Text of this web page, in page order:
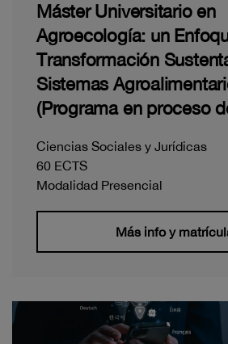
Máster Universitario en
Agroecología: un
Transformación
Sistemas
(Programa en proceso
Ciencias Sociales y Jurídicas
60 ECTS
Modalidad Presencial
Más info y